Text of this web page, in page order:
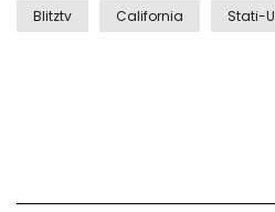
Blitztv California Stati-